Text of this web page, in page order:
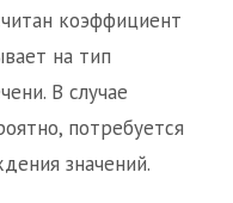
коэффициент
на тип
В случае
потребуется
значений.